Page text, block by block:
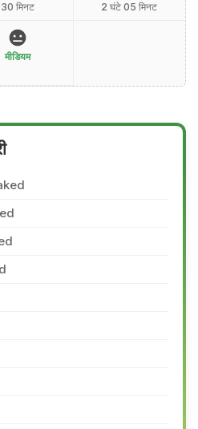
30 मिनट
2 घंटे 05 मिनट
मीडियम